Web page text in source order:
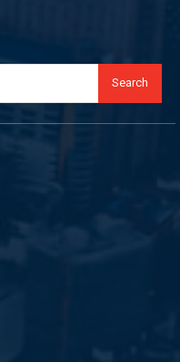
Search